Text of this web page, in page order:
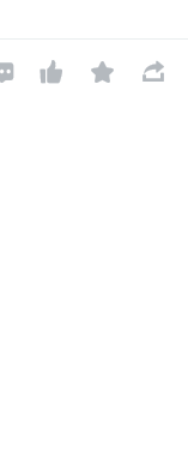
原创文章。
  